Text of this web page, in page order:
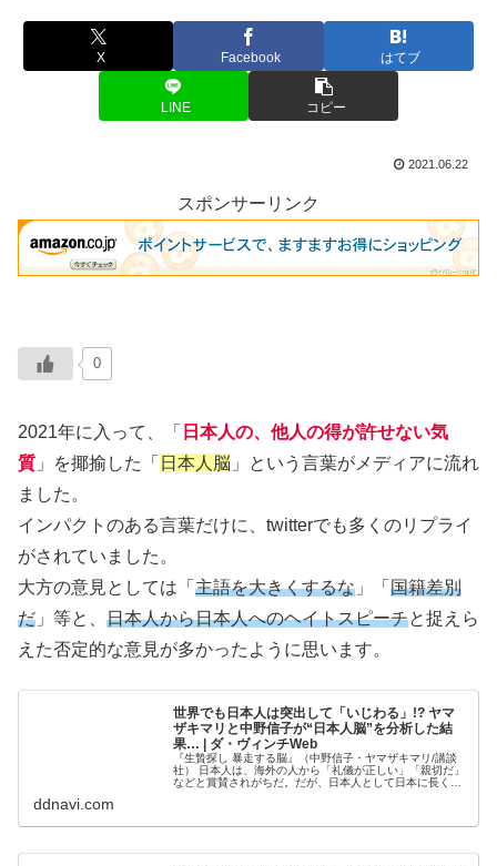
X Facebook はてブ
LINE コピー
2021.06.22
スポンサーリンク
0
2021年に入って、「 日本人の、他人の得が許せない気
質 」を揶揄した「 日本人脳 」という言葉がメディアに流れ
ました。
インパクトのある言葉だけに、twitterでも多くのリプライ
がされていました。
大方の意見としては「 主語を大きくするな 」「 国籍差別
だ 」等と、 日本人から日本人へのヘイトスピーチと捉えら
えた否定的な意見が多かったように思います。
世界でも日本人は突出して「いじわる」!? ヤマ
ザキマリと中野信子が“日本人脳”を分析した結
果… | ダ・ヴィンチWeb
『生贄探し 暴走する脳』（中野信子・ヤマザキマリ/講談
社） 日本人は、海外の人から「礼儀が正しい」「親切だ」
などと賞賛されがちだ。だが、日本人として日本に長く暮
ddnavi.com